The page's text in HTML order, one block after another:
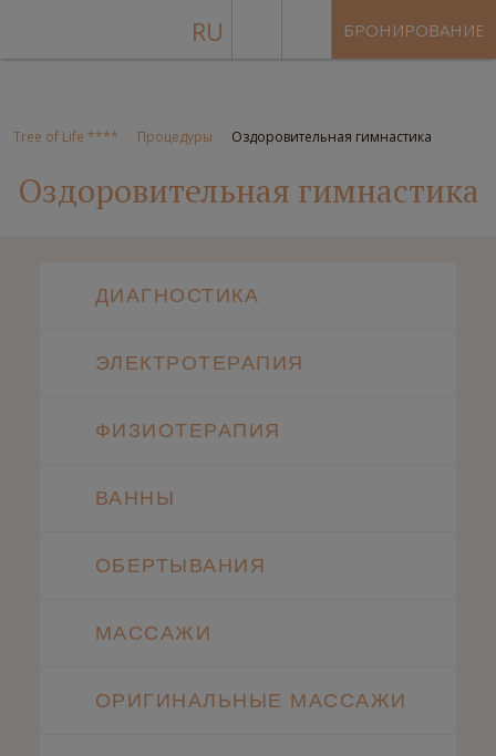
RU БРОНИРОВАНИЕ
Tree of Life **** Процедуры Оздоровительная гимнастика
Оздоровительная гимнастика
ДИАГНОСТИКА
ЭЛЕКТРОТЕРАПИЯ
ФИЗИОТЕРАПИЯ
ВАННЫ
ОБЕРТЫВАНИЯ
МАССАЖИ
ОРИГИНАЛЬНЫЕ МАССАЖИ